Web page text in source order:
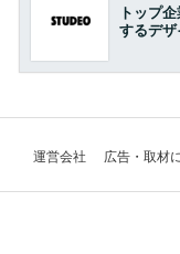
トップ
するデザ
運営会社 広告・取材